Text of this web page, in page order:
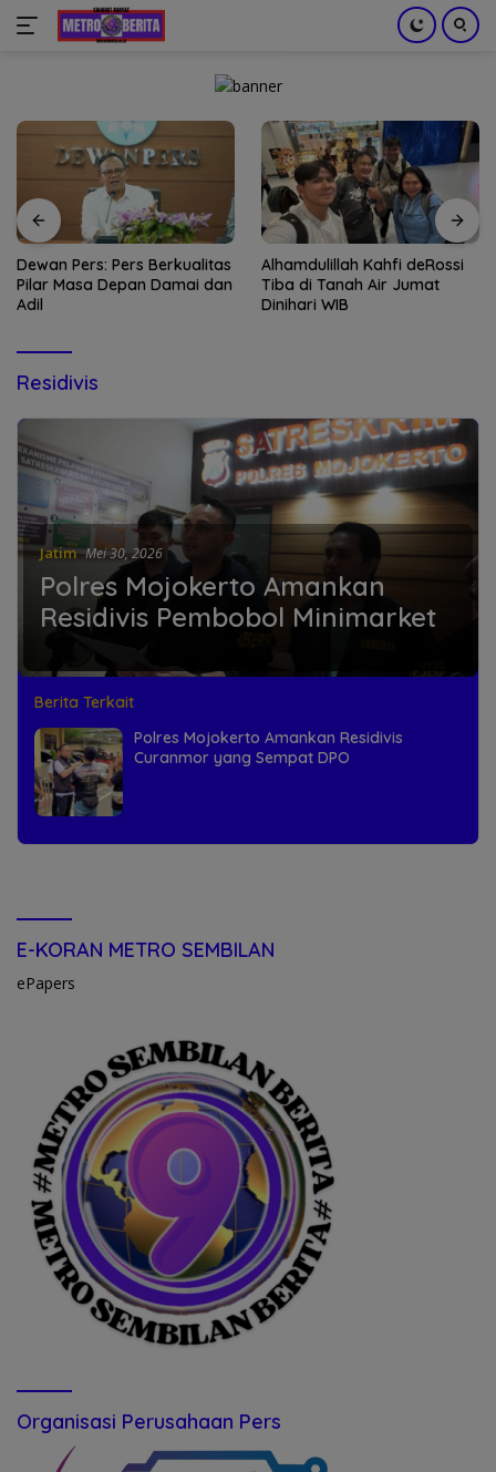
Dewan Pers: Pers Berkualitas
Pilar Masa Depan Damai dan
Adil
Alhamdulillah Kahfi deRossi
Tiba di Tanah Air Jumat
Dinihari WIB
Residivis
Jatim Mei 30, 2026
Polres Mojokerto Amankan
Residivis Pembobol Minimarket
Berita Terkait
Polres Mojokerto Amankan Residivis
Curanmor yang Sempat DPO
E-KORAN METRO SEMBILAN
ePapers
Organisasi Perusahaan Pers